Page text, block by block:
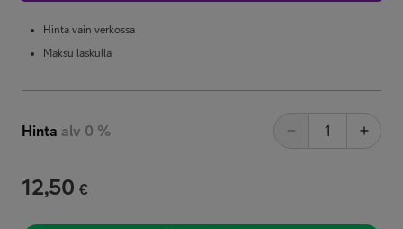
Hinta vain verkossa
Maksu laskulla
Hinta alv 0 %
12,50 €